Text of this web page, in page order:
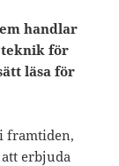
handlar
teknik för
läsa för
framtiden,
erbjuda